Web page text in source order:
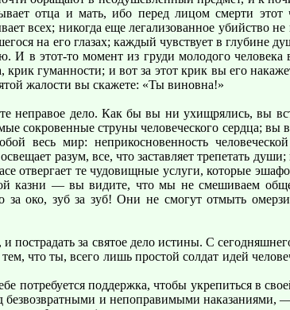
отца и мать, ибо перед лицом смерти этот
всех; никогда еще легализованное убийство
на его глазах; каждый чувствует в глубине
И в этот-то момент из груди молодого
гуманности; и вот за этот крик вы его
жалости вы скажете: «Ты виновна!»
неправое дело. Как бы вы ни ухищрялись, вы
сокровенные струны человеческого сердца; вы
весь мир: неприкосновенность
разум, все, что заставляет трепетать
те чудовищные услуги, которые
казни — вы видите, что мы не смешиваем
око, зуб за зуб! Они не смогут отмыть
за святое дело истины. С
что ты, всего лишь простой солдат идей
поддержка, чтобы укрепиться в
безвозвратными и непоправимыми